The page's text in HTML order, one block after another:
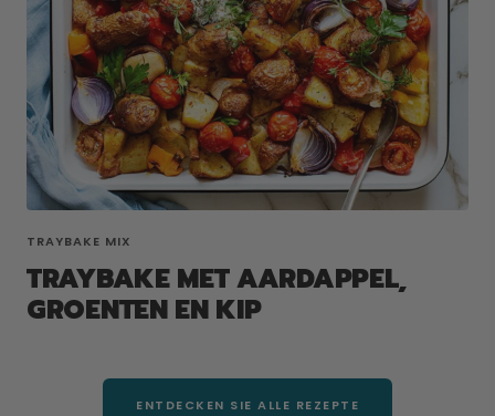
TRAYBAKE MIX
TRAYBAKE MET AARDAPPEL,
GROENTEN EN KIP
ENTDECKEN SIE ALLE REZEPTE